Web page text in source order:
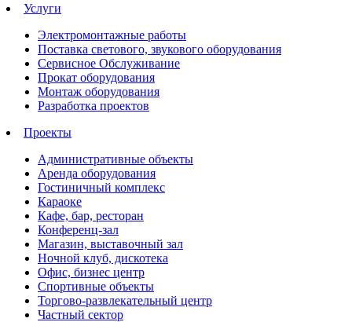
Услуги
Электромонтажные работы
Поставка светового, звукового оборудования
Сервисное Обслуживание
Прокат оборудования
Монтаж оборудования
Разработка проектов
Проекты
Административные объекты
Аренда оборудования
Гостиничный комплекс
Караоке
Кафе, бар, ресторан
Конференц-зал
Магазин, выставочный зал
Ночной клуб, дискотека
Офис, бизнес центр
Спортивные объекты
Торгово-развлекательный центр
Частный сектор